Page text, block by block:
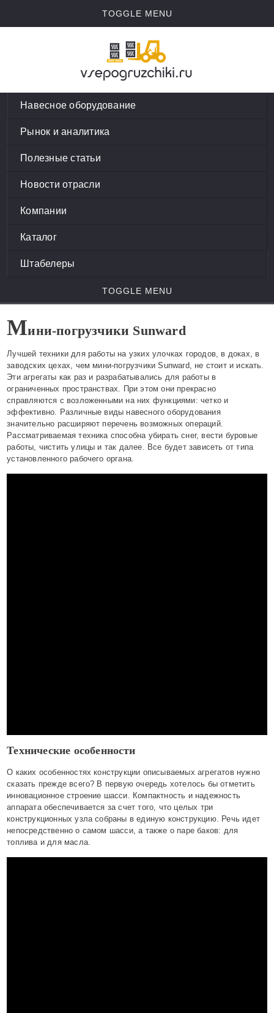
TOGGLE MENU
Навесное оборудование
Рынок и аналитика
Полезные статьи
Новости отрасли
Компании
Каталог
Штабелеры
TOGGLE MENU
Мини-погрузчики Sunward
Лучшей техники для работы на узких улочках городов, в доках, в
заводских цехах, чем мини-погрузчики Sunward, не стоит и искать.
Эти агрегаты как раз и разрабатывались для работы в
ограниченных пространствах. При этом они прекрасно
справляются с возложенными на них функциями: четко и
эффективно. Различные виды навесного оборудования
значительно расширяют перечень возможных операций.
Рассматриваемая техника способна убирать снег, вести буровые
работы, чистить улицы и так далее. Все будет зависеть от типа
установленного рабочего органа.
Технические особенности
О каких особенностях конструкции описываемых агрегатов нужно
сказать прежде всего? В первую очередь хотелось бы отметить
инновационное строение шасси. Компактность и надежность
аппарата обеспечивается за счет того, что целых три
конструкционных узла собраны в единую конструкцию. Речь идет
непосредственно о самом шасси, а также о паре баков: для
топлива и для масла.